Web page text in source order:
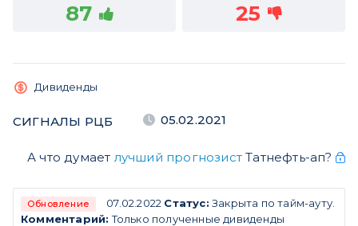
87 25
Дивиденды
СИГНАЛЫ РЦБ 05.02.2021
А что думает лучший прогнозистТатнефть-ап?
Обновление 07.02.2022 Статус: Закрыта по тайм-ауту.
Комментарий: Только полученные дивиденды